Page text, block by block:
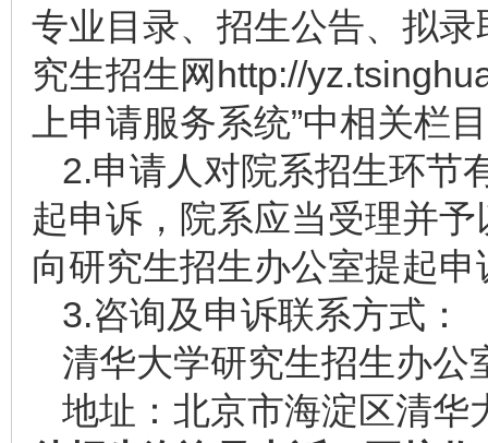
专业目录、招生公告、拟
究生招生网 http://
上申请服务系统”中相关栏
2.申请人对院系招生环节
起申诉，院系应当受理并
向研究生招生办公室提起申
3.咨询及申诉联系方式：
清华大学研究生招生办公
地址：北京市海淀区清华